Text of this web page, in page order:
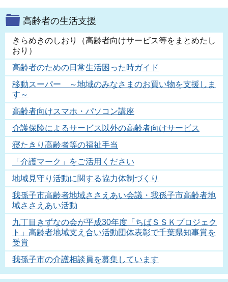
高齢者の生活支援
きらめきのしおり（高齢者向けサービス等をまとめたし
おり）
高齢者のための日常生活困った時ガイド
移動スーパー ～地域のみなさまのお買い物を支援しま
す～
高齢者向けスマホ・パソコン講座
介護保険によるサービス以外の高齢者向けサービス
寝たきり高齢者等の福祉手当
「介護マーク」をご活用ください
地域見守り活動に関する協力体制づくり
我孫子市高齢者地域ささえあい会議・我孫子市高齢者地
域ささえあい活動
九丁目きずなの会が平成30年度「ちばＳＳＫプロジェク
ト」高齢者地域支え合い活動団体表彰で千葉県知事賞を
受賞
我孫子市の介護相談員を募集しています